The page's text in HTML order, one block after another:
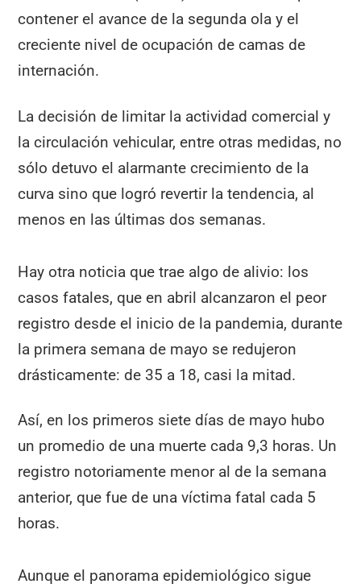
contener el avance de la segunda ola y el
creciente nivel de ocupación de camas de
internación.
La decisión de limitar la actividad comercial y
la circulación vehicular, entre otras medidas, no
sólo detuvo el alarmante crecimiento de la
curva sino que logró revertir la tendencia, al
menos en las últimas dos semanas.
Hay otra noticia que trae algo de alivio: los
casos fatales, que en abril alcanzaron el peor
registro desde el inicio de la pandemia, durante
la primera semana de mayo se redujeron
drásticamente: de 35 a 18, casi la mitad.
Así, en los primeros siete días de mayo hubo
un promedio de una muerte cada 9,3 horas. Un
registro notoriamente menor al de la semana
anterior, que fue de una víctima fatal cada 5
horas.
Aunque el panorama epidemiológico sigue